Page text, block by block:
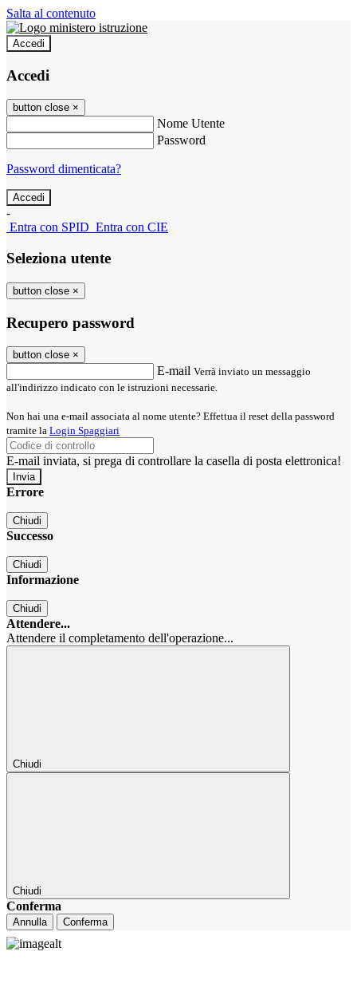
Salta al contenuto
Accedi
Accedi
button close ×
Nome Utente
Password
Password dimenticata?
-
Entra con SPID Entra con CIE
Seleziona utente
button close ×
Recupero password
button close ×
E-mail Verrà inviato un messaggio
all'indirizzo indicato con le istruzioni necessarie.
Non hai una e-mail associata al nome utente? Effettua il reset della password
tramite la Login Spaggiari
E-mail inviata, si prega di controllare la casella di posta elettronica!
Errore
Chiudi
Successo
Chiudi
Informazione
Chiudi
Attendere...
Attendere il completamento dell'operazione...
Chiudi
Chiudi
Conferma
Annulla Conferma